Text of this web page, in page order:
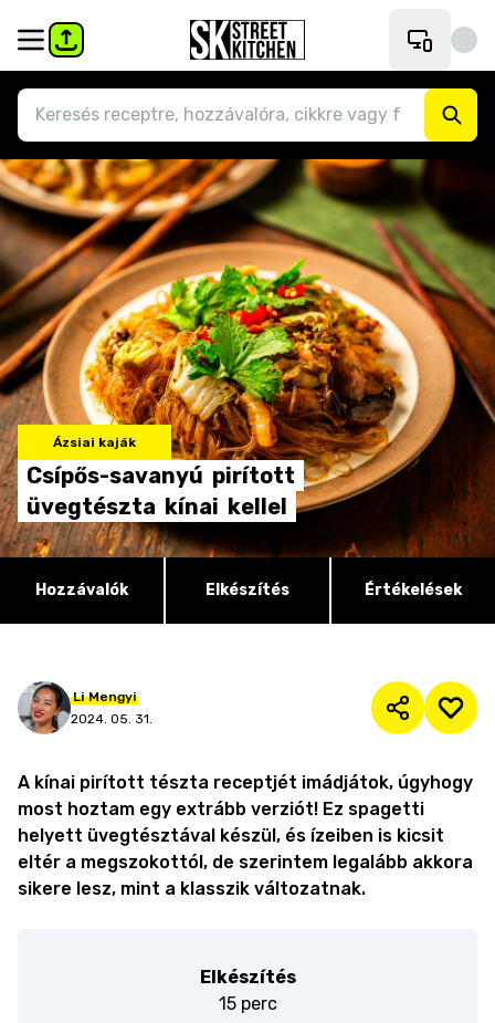
Ázsiai kaják
Csípős-savanyú pirított
üvegtészta kínai kellel
Hozzávalók Elkészítés Értékelések
Li Mengyi
2024. 05. 31.
A kínai pirított tészta receptjét imádjátok, úgyhogy
most hoztam egy extrább verziót! Ez spagetti
helyett üvegtésztával készül, és ízeiben is kicsit
eltér a megszokottól, de szerintem legalább akkora
sikere lesz, mint a klasszik változatnak.
Elkészítés
15 perc